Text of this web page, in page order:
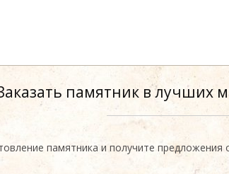
памятник в лучших
памятника и получите предложения